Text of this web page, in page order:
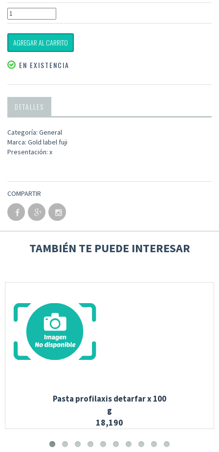
AGREGAR AL CARRITO
EN EXISTENCIA
DETALLES
Categoría: General
Marca: Gold label fuji
Presentación: x
COMPARTIR
TAMBIÉN TE PUEDE INTERESAR
Pasta profilaxis detarfar x 100
g
18,190